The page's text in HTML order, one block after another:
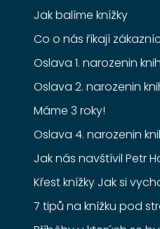
Jak balíme knížky
Co o nás říkají
Oslava 1. narozenin
Oslava 2. narozenin
Máme 3 roky!
Oslava 4. narozenin
Jak nás navštívil Petr
Křest knížky Jak si
7 tipů na knížku pod